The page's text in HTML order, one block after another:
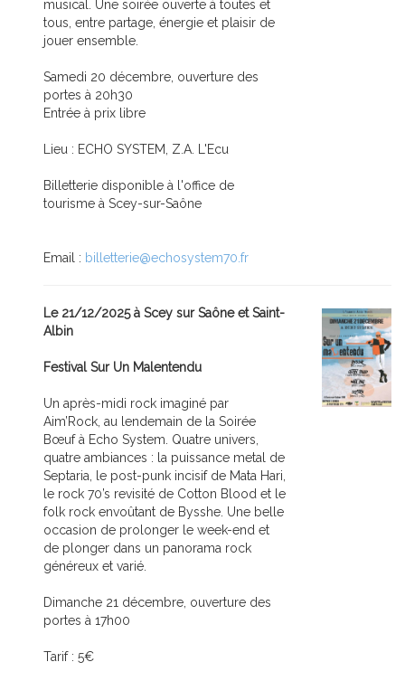
musical. Une soirée ouverte à toutes et
tous, entre partage, énergie et plaisir de
jouer ensemble.
Samedi 20 décembre, ouverture des
portes à 20h30
Entrée à prix libre
Lieu : ECHO SYSTEM, Z.A. L'Ecu
Billetterie disponible à l'office de
tourisme à Scey-sur-Saône
Email : billetterie@echosystem70.fr
Le 21/12/2025 à Scey sur Saône et Saint-
Albin
Festival Sur Un Malentendu
Un après-midi rock imaginé par
Aim’Rock, au lendemain de la Soirée
Bœuf à Echo System. Quatre univers,
quatre ambiances : la puissance metal de
Septaria, le post-punk incisif de Mata Hari,
le rock 70’s revisité de Cotton Blood et le
folk rock envoûtant de Bysshe. Une belle
occasion de prolonger le week-end et
de plonger dans un panorama rock
généreux et varié.
Dimanche 21 décembre, ouverture des
portes à 17h00
Tarif : 5€